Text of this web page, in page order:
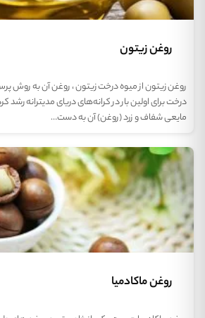
روغن زیتون
روغن زیتون از میوه درخت زیتون ، روغن آن به روش
درخت برای اولین بار در کرانه‌های دریای مدیترانه رشد
مایعی شفاف و زرد (روغن) آن به دست…
روغن ماکادمیا